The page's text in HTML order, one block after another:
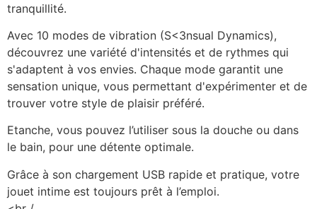
tranquillité.
Avec 10 modes de vibration (S<3nsual Dynamics),
découvrez une variété d'intensités et de rythmes qui
s'adaptent à vos envies. Chaque mode garantit une
sensation unique, vous permettant d'expérimenter et de
trouver votre style de plaisir préféré.
Etanche, vous pouvez l’utiliser sous la douche ou dans
le bain, pour une détente optimale.
Grâce à son chargement USB rapide et pratique, votre
jouet intime est toujours prêt à l’emploi.